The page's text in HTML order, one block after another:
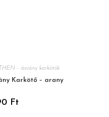
- ásvány karkötők
Karkötő – arany
Ft